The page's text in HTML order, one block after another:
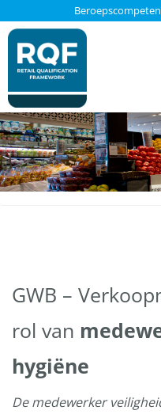
Update cookies preferences
GWB –
rol van
hygiëne
De medewerker